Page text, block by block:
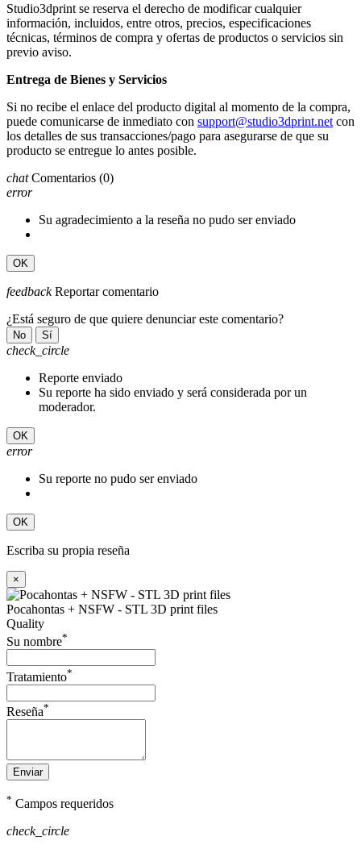
Studio3dprint se reserva el derecho de modificar cualquier
información, incluidos, entre otros, precios, especificaciones
técnicas, términos de compra y ofertas de productos o servicios sin
previo aviso.
Entrega de Bienes y Servicios
Si no recibe el enlace del producto digital al momento de la compra,
puede comunicarse de inmediato con support@studio3dprint.net con
los detalles de sus transacciones/pago para asegurarse de que su
producto se entregue lo antes posible.
chat Comentarios (0)
error
Su agradecimiento a la reseña no pudo ser enviado
OK
feedback Reportar comentario
¿Está seguro de que quiere denunciar este comentario?
No Sí
check_circle
Reporte enviado
Su reporte ha sido enviado y será considerada por un
moderador.
OK
error
Su reporte no pudo ser enviado
OK
Escriba su propia reseña
×
Pocahontas + NSFW - STL 3D print files
Quality
Su nombre*
Tratamiento*
Reseña*
Enviar
* Campos requeridos
check_circle